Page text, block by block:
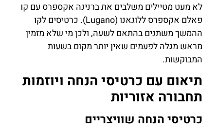
לא מעט מטיילים משלבים את ברנינה אקספרס עם קו
פאלם אקספרס ללוגאנו (Lugano). כרטיסים לקו
ההמשך משתנים בהתאם לשעה, ולכן מי שלא מזמין
מראש מגלה לפעמים שאין יותר מקום בשעות
המבוקשות.
תיאום עם כרטיסי הנחה ויוזמות
תחבורה אזוריות
כרטיסי הנחה שוויצריים